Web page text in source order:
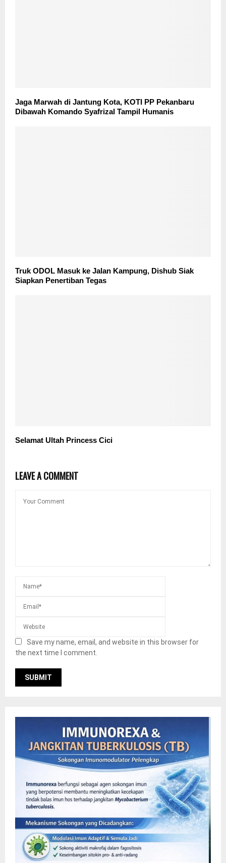
Jaga Marwah di Jantung Kota, KOTI PP Pekanbaru
Dibawah Komando Syafrizal Tampil Humanis
Truk ODOL Masuk ke Jalan Kampung, Dishub Siak
Siapkan Penertiban Tegas
Selamat Ultah Princess Cici
LEAVE A COMMENT
Save my name, email, and website in this browser for
the next time I comment.